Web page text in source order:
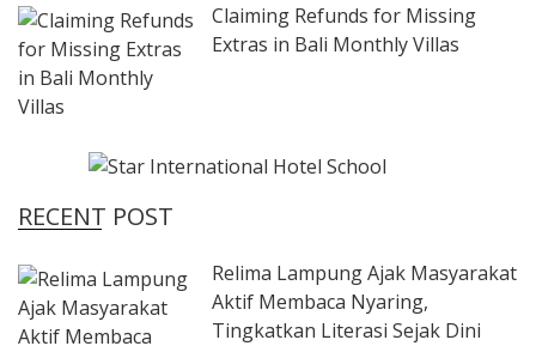
Claiming Refunds for Missing
Extras in Bali Monthly Villas
RECENT POST
Relima Lampung Ajak Masyarakat
Aktif Membaca Nyaring,
Tingkatkan Literasi Sejak Dini